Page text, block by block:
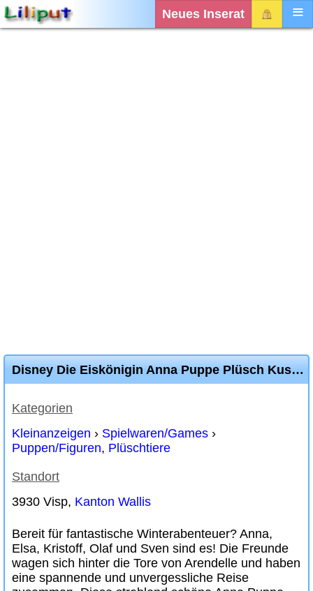
Neues Inserat
Disney Die Eiskönigin Anna Puppe Plüsch Kuscheltier Plüschtier XXL
Kategorien
Kleinanzeigen › Spielwaren/Games ›
Puppen/Figuren, Plüschtiere
Standort
3930 Visp, Kanton Wallis
Bereit für fantastische Winterabenteuer? Anna,
Elsa, Kristoff, Olaf und Sven sind es! Die Freunde
wagen sich hinter die Tore von Arendelle und haben
eine spannende und unvergessliche Reise